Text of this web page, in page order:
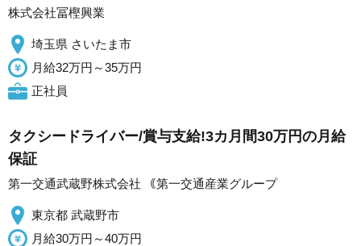
株式会社冨樫興業
埼玉県 さいたま市
月給32万円～35万円
正社員
タクシードライバー/賞与支給!3カ月間30万円の月給
保証
第一交通武蔵野株式会社 ｟第一交通産業グループ
東京都 武蔵野市
月給30万円～40万円